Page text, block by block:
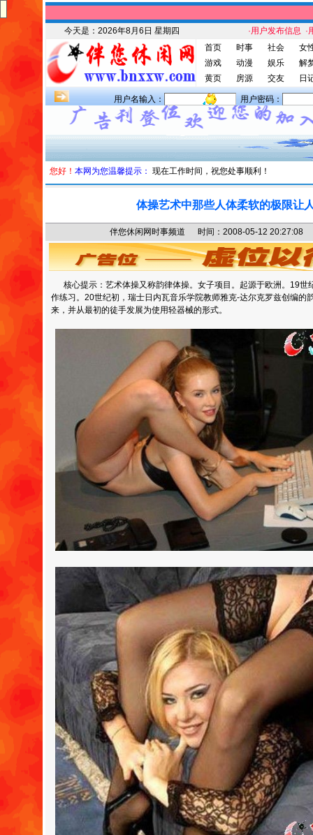
今天是： 2026年8月6日 星期四 ·用户发布信息 ·
首页
时事 社会
女
游戏
动漫 娱乐
解
黄页
房源 交友 日
用户名输入： 用户密码：
您好！ 本网为您温馨提示： 现在工作时间，祝您处事顺利！
体操艺术中那些人体柔软的极限让
伴您休闲网时事频道 时间：2008-05-12
核心提示：艺术体操又称韵律体操。女子项目。起源于欧洲。19世
作练习。20世纪初，瑞士日内瓦音乐学院教师雅克-达尔克罗兹创编的
来，并从最初的徒手发展为使用轻器械的形式。